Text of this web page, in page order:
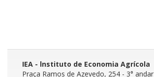
IEA - lnstituto de Economia Agrícola
Praça Ramos de Azevedo, 254 - 3° andar